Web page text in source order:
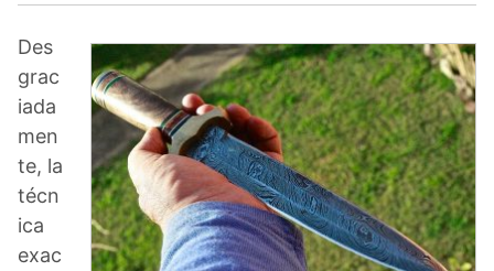
Des
grac
iada
men
te, la
técn
ica
exac